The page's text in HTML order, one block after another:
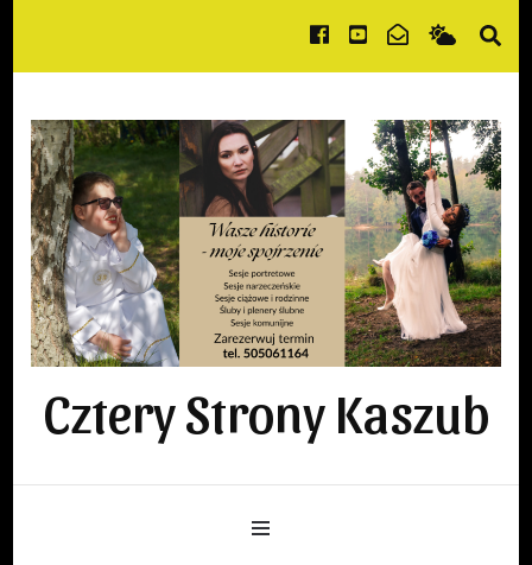
Cztery Strony Kaszub